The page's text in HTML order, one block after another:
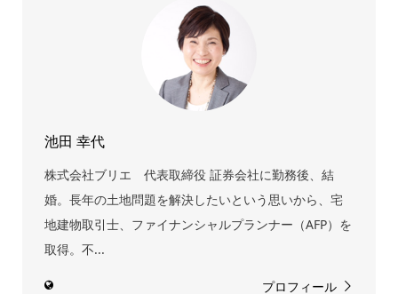
池田 幸代
株式会社ブリエ 代表取締役 証券会社に勤務後、結
婚。長年の土地問題を解決したいという思いから、宅
地建物取引士、ファイナンシャルプランナー（AFP）を
取得。不...
プロフィール